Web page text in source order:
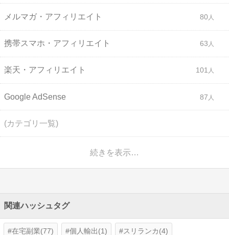
メルマガ・アフィリエイト 80
携帯スマホ・アフィリエイト 63
楽天・アフィリエイト 101
Google AdSense 87
(カテゴリ一覧)
続きを表示…
関連ハッシュタグ
在宅副業(77) 個人輸出(1) スリランカ(4)